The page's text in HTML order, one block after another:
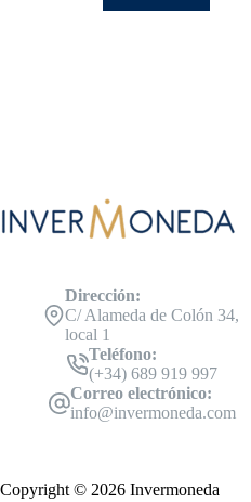
Dirección:
C/ Alameda de Colón 34,
local 1
Teléfono:
(+34) 689 919 997
Correo electrónico:
info@invermoneda.com
Copyright © 2026 Invermoneda